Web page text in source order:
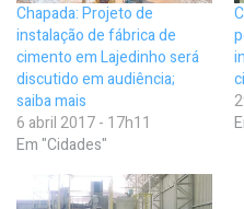
Chapada: Projeto de
instalação de fábrica de
cimento em Lajedinho será
discutido em audiência;
saiba mais
6 abril 2017 - 17h11
Em "Cidades"